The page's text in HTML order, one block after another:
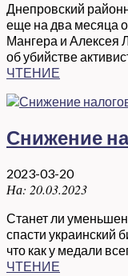
Днепровский
еще на два месяца
Мангера и Алексея
об убийстве
ЧТЕНИЕ
Снижение
2023-03-20
На: 20.03.2023
Станет ли
спасти украинский
что как у медали
ЧТЕНИЕ